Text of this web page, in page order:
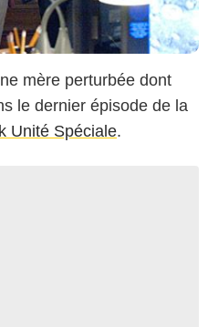
mère perturbée dont
le dernier épisode de la
Unité Spéciale.